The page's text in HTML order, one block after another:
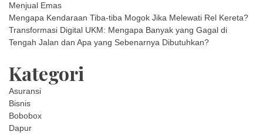
Menjual Emas
Mengapa Kendaraan Tiba-tiba Mogok Jika Melewati Rel Kereta?
Transformasi Digital UKM: Mengapa Banyak yang Gagal di
Tengah Jalan dan Apa yang Sebenarnya Dibutuhkan?
Kategori
Asuransi
Bisnis
Bobobox
Dapur